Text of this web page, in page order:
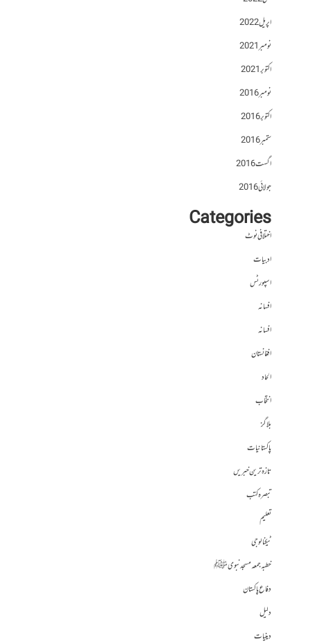
اپریل 2022
نومبر 2021
اکتوبر 2021
نومبر 2016
اکتوبر 2016
ستمبر 2016
اگست 2016
جولائی 2016
Categories
اختلافی نوٹ
ادبیات
اسپورٹس
افسانہ
افسانہ
افغانستان
الحاد
انتخاب
بلاگز
پاکستانیات
تازہ ترین خبریں
تبصرہ کتب
تعلیم
ٹیکنالوجی
خطبہ جمعہ مسجد نبوی ﷺ
دفاع پاکستان
دلیل
دینیات